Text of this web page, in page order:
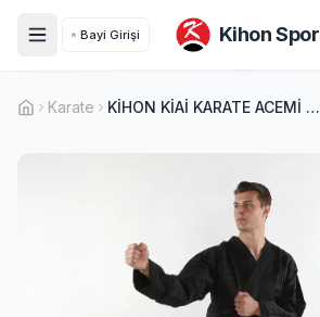
Bayi Girişi Kihon Spor
Karate KİHON KİAİ KARATE ACEMİ ELBİSESİ SİYAH